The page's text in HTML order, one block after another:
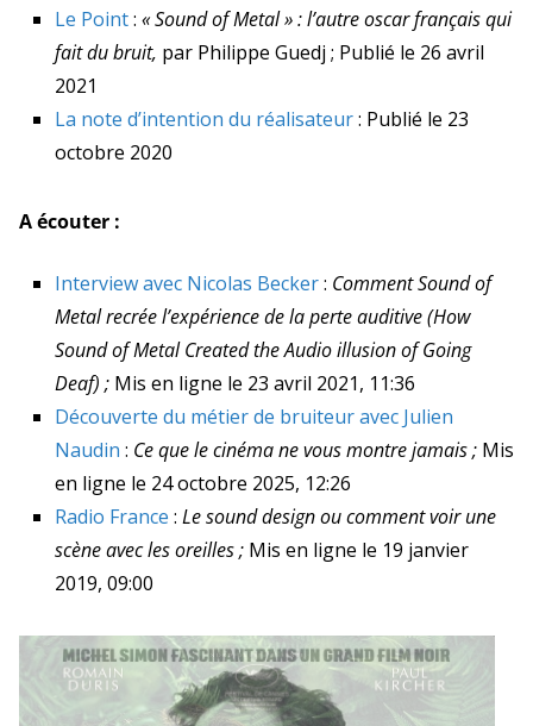
Le Point: « Sound of Metal » : l’autre oscar français qui
fait du bruit, par Philippe Guedj ; Publié le 26 avril
2021
La note d’intention du réalisateur: Publié le 23
octobre 2020
A écouter :
Interview avec Nicolas Becker: Comment Sound of
Metal recrée l’expérience de la perte auditive (How
Sound of Metal Created the Audio illusion of Going
Deaf) ; Mis en ligne le 23 avril 2021, 11:36
Découverte du métier de bruiteur avec Julien
Naudin : Ce que le cinéma ne vous montre jamais ; Mis
en ligne le 24 octobre 2025, 12:26
Radio France : Le sound design ou comment voir une
scène avec les oreilles ; Mis en ligne le 19 janvier
2019, 09:00